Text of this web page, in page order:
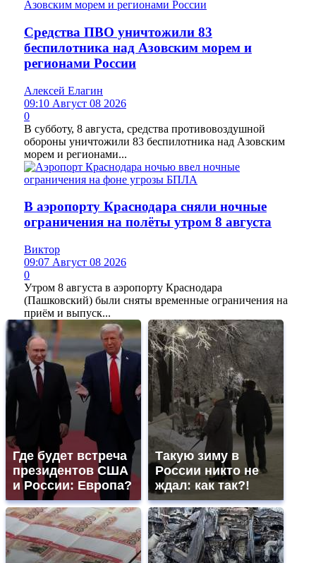
Средства ПВО уничтожили 83
беспилотника над Азовским морем и
регионами России
Алексей Елагин
09:10 Август 08 2026
0
В субботу, 8 августа, средства противовоздушной
обороны уничтожили 83 беспилотника над Азовским
морем и регионами...
В аэропорту Краснодара сняли ночные
ограничения на полёты утром 8 августа
Виктор
09:07 Август 08 2026
0
Утром 8 августа в аэропорту Краснодара
(Пашковский) были сняты временные ограничения на
приём и выпуск...
Где будет встреча
президентов США
и России: Европа?
Такую зиму в
России никто не
ждал: как так?!